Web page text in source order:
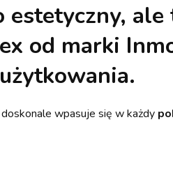
od marki
wpasuje się w każdy